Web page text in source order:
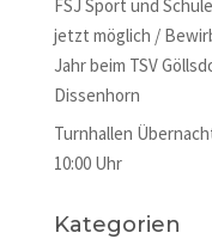
FSJ Sport und
jetzt möglich /
Jahr beim TSV
Dissenhorn
Turnhallen
10:00 Uhr
Kategorien